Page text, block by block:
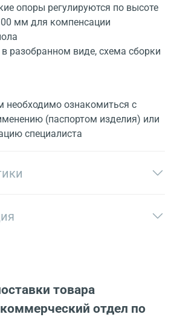
опоры регулируются по высоте
мм для компенсации
в разобранном виде, схема сборки
необходимо ознакомиться с
(паспортом изделия) или
специалиста
товара
отдел по